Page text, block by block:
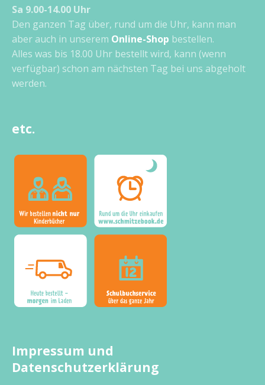
Sa 9.00-14.00 Uhr
Den ganzen Tag über, rund um die Uhr, kann man
aber auch in unserem Online-Shop bestellen.
Alles was bis 18.00 Uhr bestellt wird, kann (wenn
verfügbar) schon am nächsten Tag bei uns abgeholt
werden.
etc.
Impressum und
Datenschutzerklärung